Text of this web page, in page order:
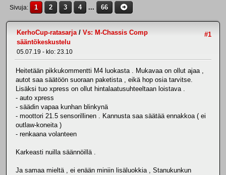
Sivuja 1 2 3 4 ... 66
#1
KerhoCup-ratasarja/ Vs: M-Chassis Comp
sääntökeskustelu
05.07.19 - klo: 23.10
Heitetään pikkukommentti M4 luokasta . Mukavaa on ollut ajaa ,
autot saa säätöön suoraan paketista , eikä hop osia tarvitse.
Lisäksi tuo xpress on ollut hintalaatusuhteeltaan loistava .
- auto xpress
- säädin vapaa kunhan blinkynä
- moottori 21.5 sensorillinen . Kannusta saa säätää ennakkoa ( ei
outlaw-koneita )
- renkaana volanteen
Karkeasti nuilla säännöillä .
Ja samaa mieltä , ei enään miniin lisäluokkia , Stanukunkun